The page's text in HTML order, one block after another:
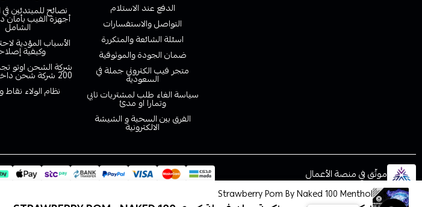
Strawberry Pom By Naked 100 Menthol
الدفع عند الاستلام
التواصل والاستفسارات
اسئلة الشائعة والمتكررة
ضمان الجودة والموثوقية
متجر فيب الكتروني جملة في
السعودية
سياسة الغاء طلب لمشتريات تابي
وتمارا او مدئ
الفرق بين السحبة و الشيشة
الالكترونية
نصائح للمبتدئين
أجهزة الفيب بأمان
الشامل
الأسباب المؤدية
وكيفية
شركة الشحن اوتو
200 شركة شحن داخلية ودولية
نظام الولاء نقاط
موثّق في منصة الأعمال